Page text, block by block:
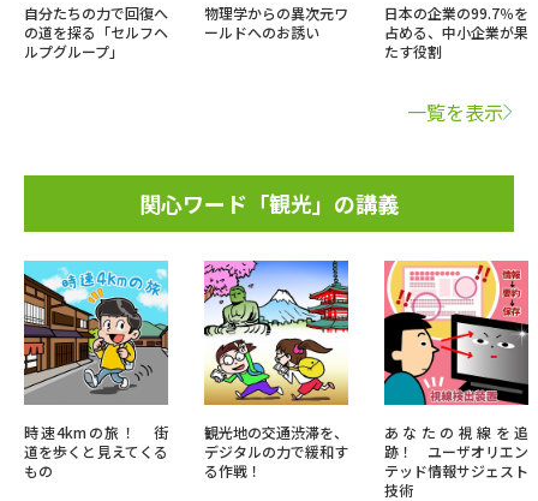
自分たちの力で回復へ
の道を探る「セルフヘ
ルプグループ」
物理学からの異次元ワ
ールドへのお誘い
日本の企業の99.7％を
占める、中小企業が果
たす役割
一覧を表示
関心ワード「観光」の講義
時速4kmの旅！ 街
道を歩くと見えてくる
もの
観光地の交通渋滞を、
デジタルの力で緩和す
る作戦！
あなたの視線を追
跡！ ユーザオリエン
テッド情報サジェスト
技術